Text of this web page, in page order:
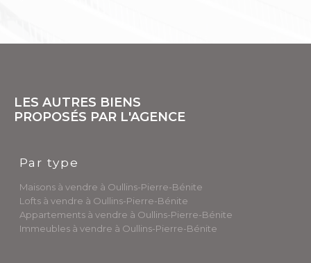
LES AUTRES BIENS
PROPOSÉS PAR L'AGENCE
Par type
Maisons à vendre à Oullins-Pierre-Bénite
Lofts à vendre à Oullins-Pierre-Bénite
Appartements à vendre à Oullins-Pierre-Bénite
Immeubles à vendre à Oullins-Pierre-Bénite